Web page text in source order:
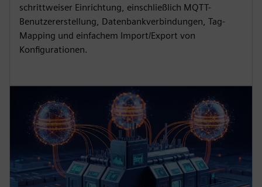
schrittweiser Einrichtung, einschließlich MQTT-
Benutzererstellung, Datenbankverbindungen, Tag-
Mapping und einfachem Import/Export von
Konfigurationen.